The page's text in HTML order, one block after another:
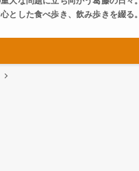
とした食べ歩き、飲み歩きを綴る。